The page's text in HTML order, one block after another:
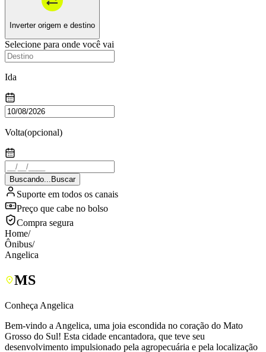
Inverter origem e destino
Selecione para onde você vai
Ida
Volta(opcional)
Buscando... Buscar
Suporte em todos os canais
Preço que cabe no bolso
Compra segura
Home/
Ônibus/
Angelica
MS
Conheça Angelica
Bem-vindo a Angelica, uma joia escondida no coração do Mato
Grosso do Sul! Esta cidade encantadora, que teve seu
desenvolvimento impulsionado pela agropecuária e pela localização